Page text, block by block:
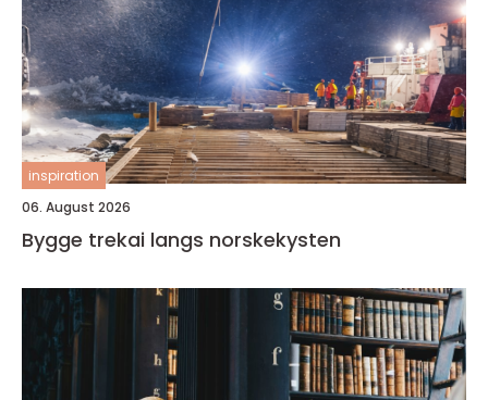
inspiration
06. August 2026
Bygge trekai langs norskekysten